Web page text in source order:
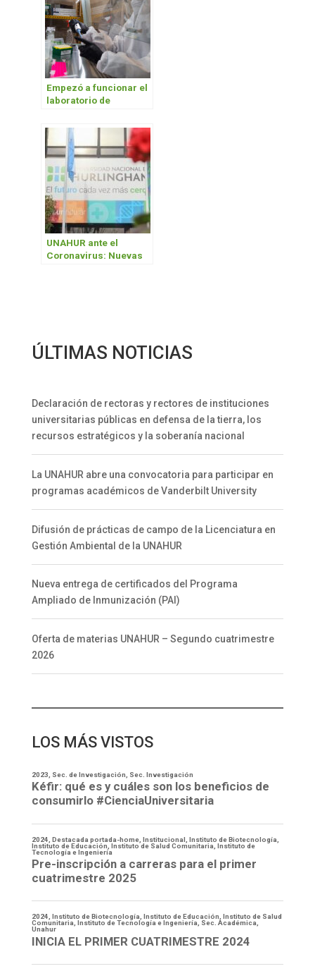
Empezó a funcionar el
laboratorio de
19 de la Universidad
UNAHUR ante el
Coronavirus: Nuevas
ÚLTIMAS NOTICIAS
Declaración de rectoras y rectores de instituciones
universitarias públicas en defensa de la tierra, los
recursos estratégicos y la soberanía nacional
La UNAHUR abre una convocatoria para participar en
programas académicos de Vanderbilt University
Difusión de prácticas de campo de la Licenciatura en
Gestión Ambiental de la UNAHUR
Nueva entrega de certificados del Programa
Ampliado de Inmunización (PAI)
Oferta de materias UNAHUR – Segundo cuatrimestre
2026
LOS MÁS VISTOS